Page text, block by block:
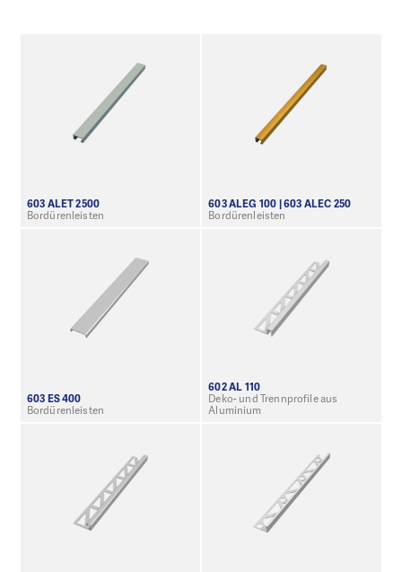
603 ALET 2500
Bordürenleisten
603 ALEG 100 | 603 ALEC 250
Bordürenleisten
603 ES 400
Bordürenleisten
602 AL 110
Deko- und Trennprofile aus
Aluminium